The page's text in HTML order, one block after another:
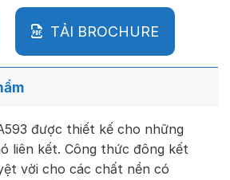
TẢI BROCHURE
được thiết kế cho những
liên kết. Công thức đông kết
vời cho các chất nền có